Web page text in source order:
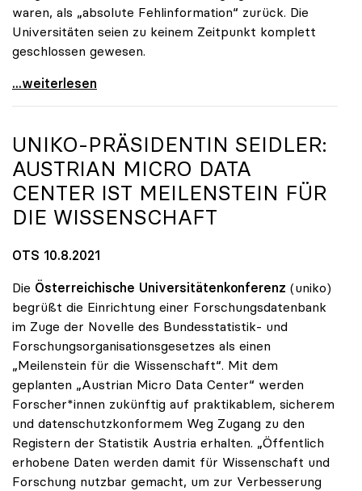
waren, als „absolute Fehlinformation“ zurück. Die
Universitäten seien zu keinem Zeitpunkt komplett
geschlossen gewesen.
Österreichische Unis weisen Bericht über
...weiterlesen
UNIKO-PRÄSIDENTIN SEIDLER:
AUSTRIAN MICRO DATA
CENTER IST MEILENSTEIN FÜR
DIE WISSENSCHAFT
OTS 10.8.2021
Die Österreichische Universitätenkonferenz (uniko)
begrüßt die Einrichtung einer Forschungsdatenbank
im Zuge der Novelle des Bundesstatistik- und
Forschungsorganisationsgesetzes als einen
„Meilenstein für die Wissenschaft“. Mit dem
geplanten „Austrian Micro Data Center“ werden
Forscher*innen zukünftig auf praktikablem, sicherem
und datenschutzkonformem Weg Zugang zu den
Registern der Statistik Austria erhalten. „Öffentlich
erhobene Daten werden damit für Wissenschaft und
Forschung nutzbar gemacht, um zur Verbesserung